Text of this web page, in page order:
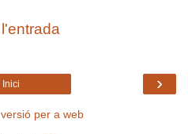
›
Inici
per a web